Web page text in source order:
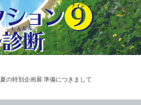
夏の特別企画展 準備につきまして